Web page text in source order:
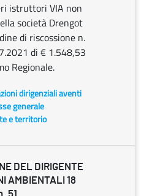
istruttori VIA non
società Drengot
di riscossione n.
di € 1.548,53
Regionale.
dirigenziali aventi
generale
e territorio
DEL DIRIGENTE
AMBIENTALI 18
51